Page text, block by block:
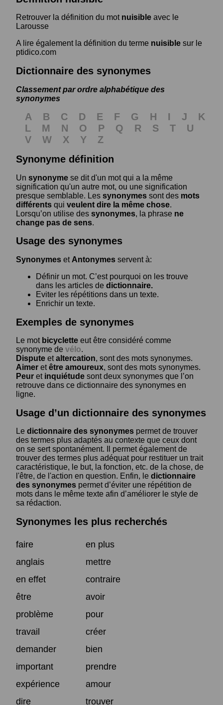
Retrouver la définition du mot nuisible avec le
Larousse
A lire également la définition du terme nuisible sur le
ptidico.com
Dictionnaire des synonymes
Classement par ordre alphabétique des
synonymes
A B C D E F G H I J
K
L
M N O P Q R S T
U
V
W X Y
Z
Synonyme définition
Un synonyme se dit d'un mot qui a la même
signification qu'un autre mot, ou une signification
presque semblable. Les synonymes sont des mots
différents qui veulent dire la même chose.
Lorsqu’on utilise des synonymes, la phrase ne
change pas de sens.
Usage des synonymes
Synonymes et Antonymes servent à:
Définir un mot. C’est pourquoi on les trouve
dans les articles de dictionnaire.
Eviter les répétitions dans un texte.
Enrichir un texte.
Exemples de synonymes
Le mot bicyclette eut être considéré comme
synonyme de vélo.
Dispute etaltercation, sont des mots synonymes.
Aimer etêtre amoureux, sont des mots synonymes.
Peur et inquiétude sont deux synonymes que l’on
retrouve dans ce dictionnaire des synonymes en
ligne.
Usage d’un dictionnaire des synonymes
Le dictionnaire des synonymes permet de trouver
des termes plus adaptés au contexte que ceux dont
on se sert spontanément. Il permet également de
trouver des termes plus adéquat pour restituer un trait
caractéristique, le but, la fonction, etc. de la chose, de
l'être, de l'action en question. Enfin, le dictionnaire
des synonymes permet d’éviter une répétition de
mots dans le même texte afin d’améliorer le style de
sa rédaction.
Synonymes les plus recherchés
faire
en plus
anglais
mettre
en effet
contraire
être
avoir
problème
pour
travail
créer
demander
bien
important
prendre
expérience
amour
dire
trouver